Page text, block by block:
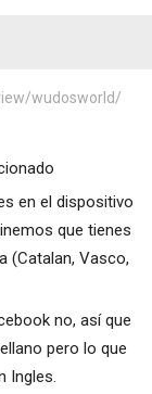
wudosworld/
en el dispositivo
que tienes
(Catalan, Vasco,
no, así que
pero lo que
Ingles.